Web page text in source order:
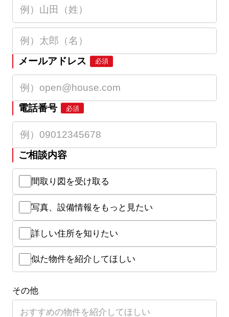
メールアドレス 必須
電話番号 必須
ご相談内容
間取り図を受け取る
写真、設備情報をもっと見たい
詳しい住所を知りたい
似た物件を紹介してほしい
その他